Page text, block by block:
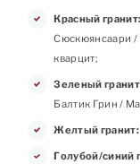
Красный гранит:
Сюскюянсаари /
кварцит;
Зеленый
Балтик Грин /
Желтый гранит:
Голубой/синий